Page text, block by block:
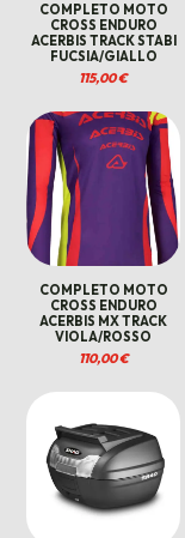
COMPLETO MOTO
CROSS ENDURO
ACERBIS TRACK STABI
FUCSIA/GIALLO
115,00€
COMPLETO MOTO
CROSS ENDURO
ACERBIS MX TRACK
VIOLA/ROSSO
110,00€